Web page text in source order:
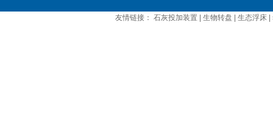
友情链接： 石灰投加装置| 生物转盘 生态浮床|